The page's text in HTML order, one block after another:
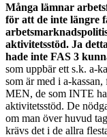
Många lämnar
för att de inte längre
aktivitetsstöd. Ja
hade inte FAS 3
som uppbär ett s.k. a-
som är med i a-
MEN, de som INTE
aktivitetsstöd. De
om man över huvud
krävs det i de allra